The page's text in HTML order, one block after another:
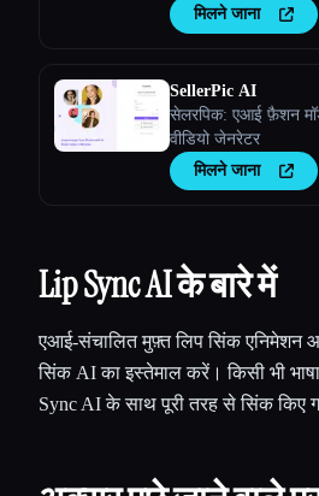
मिलने जाना
SellerPic AI
सेलरपिक: एआई फ़ैशन
वीडियो जेनरेटर
मिलने जाना
Lip Sync AI के बारे में
एआई-संचालित मुफ़्त लिप सिंक एनिमेशन
सिंक AI का इस्तेमाल करें। किसी भी
Sync AI के साथ पूरी तरह से सिंक किए